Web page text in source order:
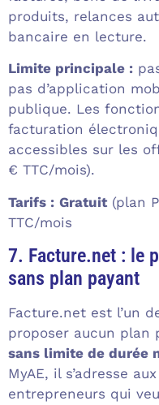
produits, relances
bancaire en lecture.
Limite principale :
pas d’application
publique. Les
facturation
accessibles sur les
€ TTC/mois).
Tarifs : Gratuit (plan
TTC/mois
7. Facture.net : le
sans plan payant
Facture.net est l’un
proposer aucun plan
sans limite de durée
MyAE, il s’adresse
entrepreneurs qui